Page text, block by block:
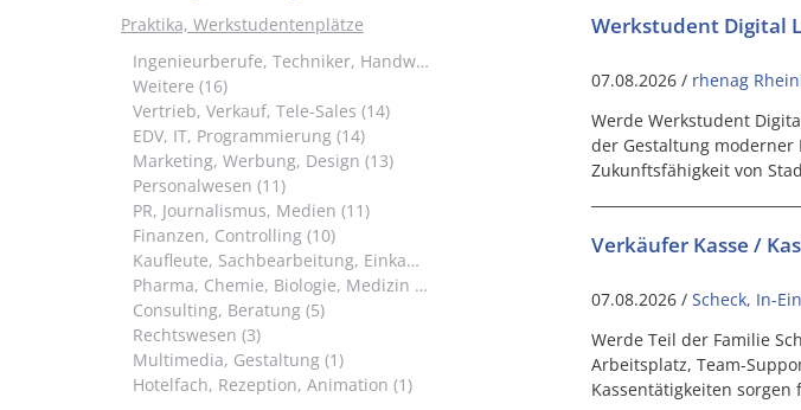
Praktika, Werkstudentenplätze
Ingenieurberufe, Techniker, Handwerk (18)
Weitere (16)
Vertrieb, Verkauf, Tele-Sales (14)
EDV, IT, Programmierung (14)
Marketing, Werbung, Design (13)
Personalwesen (11)
PR, Journalismus, Medien (11)
Finanzen, Controlling (10)
Kaufleute, Sachbearbeitung, Einkauf (9)
Pharma, Chemie, Biologie, Medizin (6)
Consulting, Beratung (5)
Rechtswesen (3)
Multimedia, Gestaltung (1)
Hotelfach, Rezeption, Animation (1)
Werkstudent Digital
07.08.2026 / rhenag
Werde Werkstudent
der Gestaltung
Zukunftsfähigkeit von
Verkäufer Kasse /
07.08.2026 / Scheck, In-
Werde Teil der Familie
Arbeitsplatz, Team-
Kassentätigkeiten